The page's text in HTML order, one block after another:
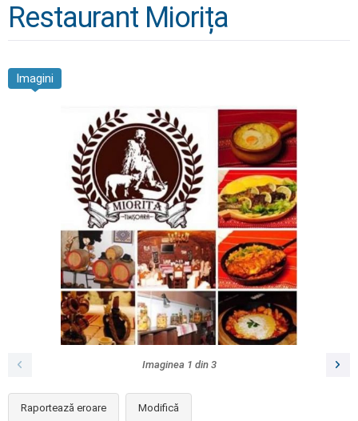
Restaurant Miorița
Imagini
Imaginea 1 din 3
Raportează eroare Modifică